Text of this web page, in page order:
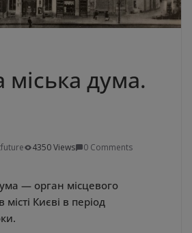
міська дума.
4350 Views
0 Comments
— орган місцевого
Києві в період